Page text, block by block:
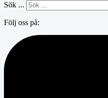
Sök ...
Följ oss på: